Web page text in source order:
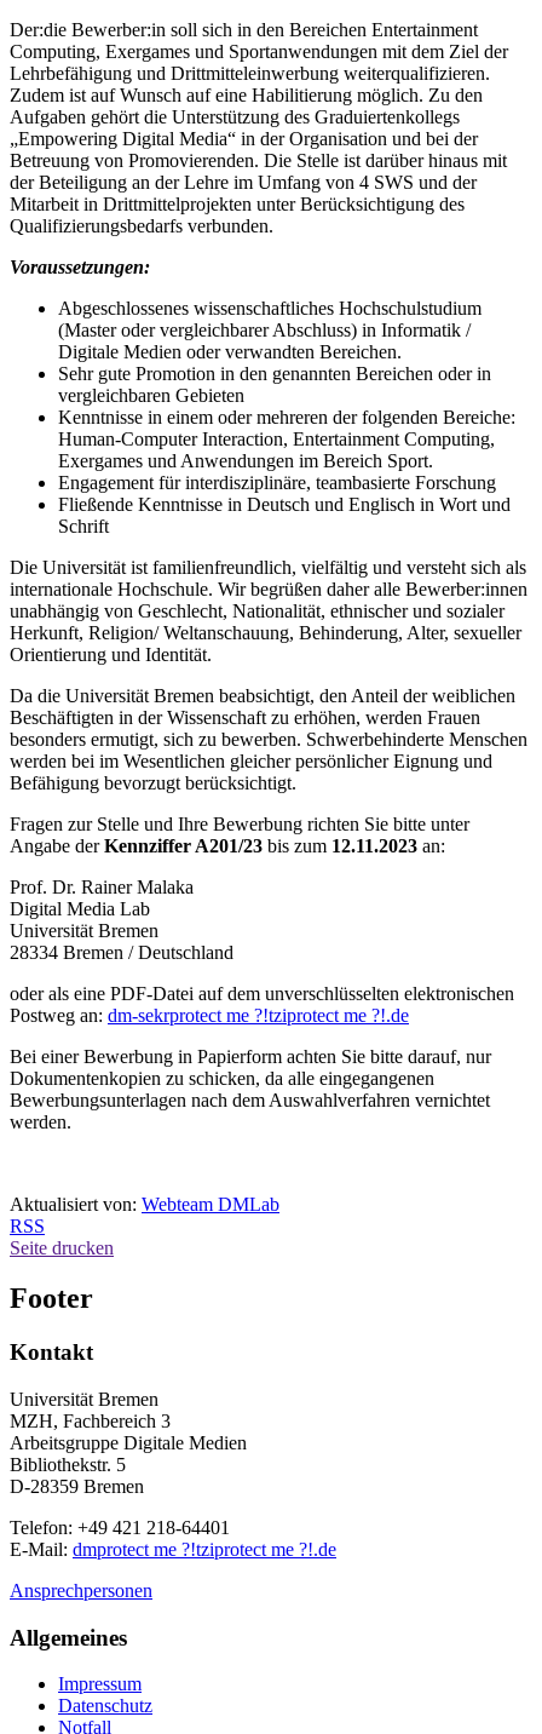
Der:die Bewerber:in soll sich in den Bereichen Entertainment
Computing, Exergames und Sportanwendungen mit dem Ziel der
Lehrbefähigung und Drittmitteleinwerbung weiterqualifizieren.
Zudem ist auf Wunsch auf eine Habilitierung möglich. Zu den
Aufgaben gehört die Unterstützung des Graduiertenkollegs
„Empowering Digital Media“ in der Organisation und bei der
Betreuung von Promovierenden. Die Stelle ist darüber hinaus mit
der Beteiligung an der Lehre im Umfang von 4 SWS und der
Mitarbeit in Drittmittelprojekten unter Berücksichtigung des
Qualifizierungsbedarfs verbunden.
Voraussetzungen:
Abgeschlossenes wissenschaftliches Hochschulstudium
(Master oder vergleichbarer Abschluss) in Informatik /
Digitale Medien oder verwandten Bereichen.
Sehr gute Promotion in den genannten Bereichen oder in
vergleichbaren Gebieten
Kenntnisse in einem oder mehreren der folgenden Bereiche:
Human-Computer Interaction, Entertainment Computing,
Exergames und Anwendungen im Bereich Sport.
Engagement für interdisziplinäre, teambasierte Forschung
Fließende Kenntnisse in Deutsch und Englisch in Wort und
Schrift
Die Universität ist familienfreundlich, vielfältig und versteht sich als
internationale Hochschule. Wir begrüßen daher alle Bewerber:innen
unabhängig von Geschlecht, Nationalität, ethnischer und sozialer
Herkunft, Religion/ Weltanschauung, Behinderung, Alter, sexueller
Orientierung und Identität.
Da die Universität Bremen beabsichtigt, den Anteil der weiblichen
Beschäftigten in der Wissenschaft zu erhöhen, werden Frauen
besonders ermutigt, sich zu bewerben. Schwerbehinderte Menschen
werden bei im Wesentlichen gleicher persönlicher Eignung und
Befähigung bevorzugt berücksichtigt.
Fragen zur Stelle und Ihre Bewerbung richten Sie bitte unter
Angabe derKennziffer A201/23 bis zum 12.11.2023 an:
Prof. Dr. Rainer Malaka
Digital Media Lab
Universität Bremen
28334 Bremen / Deutschland
oder als eine PDF-Datei auf dem unverschlüsselten elektronischen
Postweg an: dm-sekrprotect me ?!tziprotect me ?!.de
Bei einer Bewerbung in Papierform achten Sie bitte darauf, nur
Dokumentenkopien zu schicken, da alle eingegangenen
Bewerbungsunterlagen nach dem Auswahlverfahren vernichtet
werden.
Aktualisiert von: Webteam DMLab
RSS
Seite drucken
Footer
Kontakt
Universität Bremen
MZH, Fachbereich 3
Arbeitsgruppe Digitale Medien
Bibliothekstr. 5
D-28359 Bremen
Telefon: +49 421 218-64401
E-Mail: dmprotect me ?!tziprotect me ?!.de
Ansprechpersonen
Allgemeines
Impressum
Datenschutz
Notfall